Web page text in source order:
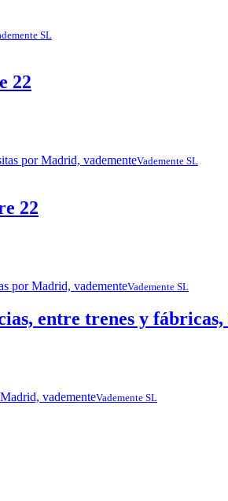
SL
22
Vademente SL
22
Vademente SL
entre trenes y fábricas,
Vademente SL